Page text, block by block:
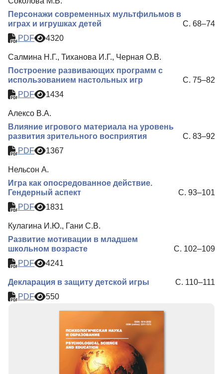
Персонажи современных мультфильмов в
играх и игрушках детей
С. 68–74
PDF
4320
Салмина Н.Г., Тиханова И.Г., Черная О.В.
Построение развивающих программ с
использованием настольных игр
С. 75–82
PDF
1434
Алексо В.А.
Влияние игрового материала на уровень
развития зрительного восприятия
С. 83–92
PDF
1367
Нельсон А.
Игра как опосредованное действие.
Гендерный аспект
С. 93–101
PDF
1831
Кулагина И.Ю., Гани С.В.
Развитие мотивации в младшем
школьном возрасте
С. 102–109
PDF
4241
Декларация в защиту детской игры
С. 110–111
PDF
550